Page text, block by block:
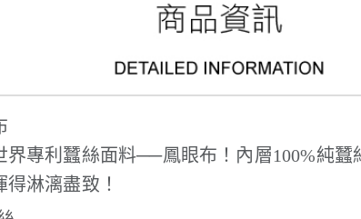
專利蠶絲面料──鳳眼布！內層100%純蠶
淋漓盡致！